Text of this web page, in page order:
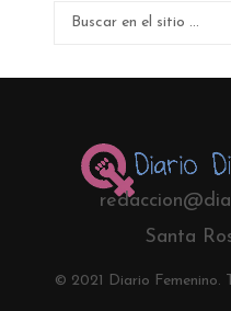
Santa
© 2021 Diario Femenino.